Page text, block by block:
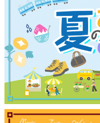
観光ガイド